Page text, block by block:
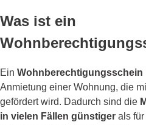
Was ist ein
Ein Wohnberechtigungsschein
Anmietung einer Wohnung, die
gefördert wird. Dadurch sind die
in vielen Fällen günstiger als